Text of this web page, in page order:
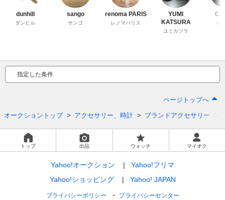
dunhill
ダンヒル
sango
サンゴ
renoma PARIS
レノマパリス
YUMI
KATSURA
ユミカツラ
セ
指定した条件
ページトップへ
オークショントップ アクセサリー、時計 ブランドアクセサリー
トップ 出品 ウォッチ マイオク
Yahoo!オークション
Yahoo!フリマ
Yahoo!ショッピング
Yahoo! JAPAN
プライバシーポリシー プライバシーセンター